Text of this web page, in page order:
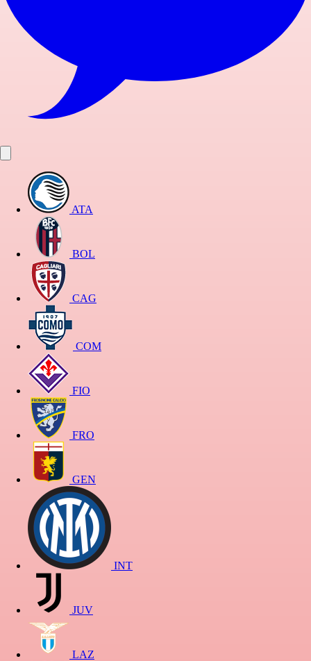
ATA
BOL
CAG
COM
FIO
FRO
GEN
INT
JUV
LAZ